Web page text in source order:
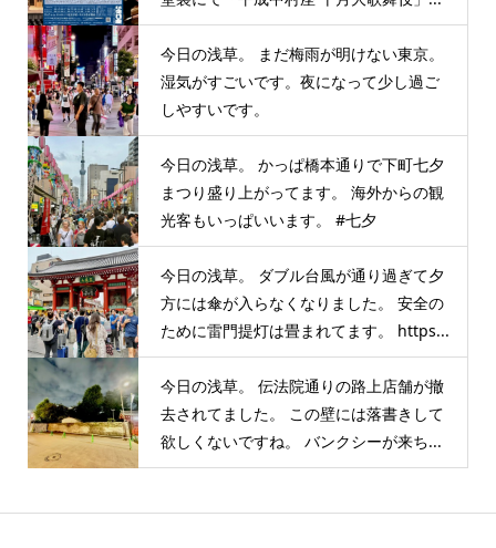
今日の浅草。 まだ梅雨が明けない東京。
湿気がすごいです。夜になって少し過ご
しやすいです。
今日の浅草。 かっぱ橋本通りで下町七夕
まつり盛り上がってます。 海外からの観
光客もいっぱいいます。 #七夕
今日の浅草。 ダブル台風が通り過ぎて夕
方には傘が入らなくなりました。 安全の
ために雷門提灯は畳まれてます。 https...
今日の浅草。 伝法院通りの路上店舗が撤
去されてました。 この壁には落書きして
欲しくないですね。 バンクシーが来ち...